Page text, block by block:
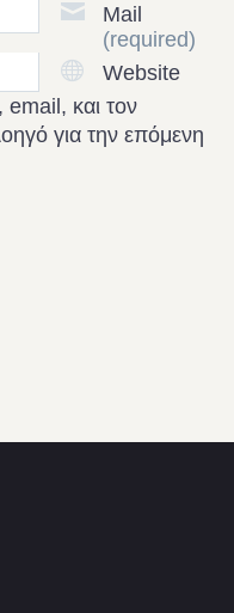
Mail
(required)
Website
και τον
για την επόμενη